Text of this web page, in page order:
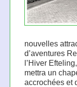
nouvelles
d’aventures
l’Hiver
mettra un
accrochées et